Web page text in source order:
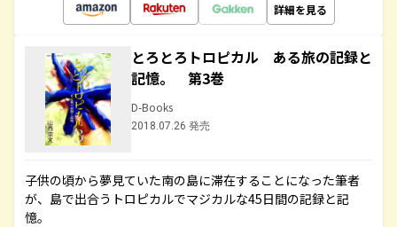
詳細を見る
とろとろトロピカル ある旅の記録と
記憶。 第3巻
D-Books
2018.07.26 発売
子供の頃から夢見ていた南の島に滞在することになった筆者
が、島で出合うトロピカルでマジカルな45日間の記録と記
憶。